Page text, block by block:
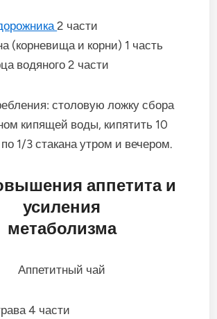
2 части
(корневища и корни) 1 часть
водяного 2 части
столовую ложку сбора
кипящей воды, кипятить 10
1/3 стакана утром и вечером.
аппетита и
усиления
метаболизма
Аппетитный чай
4 части